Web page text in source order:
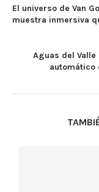
El universo de Van
muestra inmersiva
Aguas del
automático